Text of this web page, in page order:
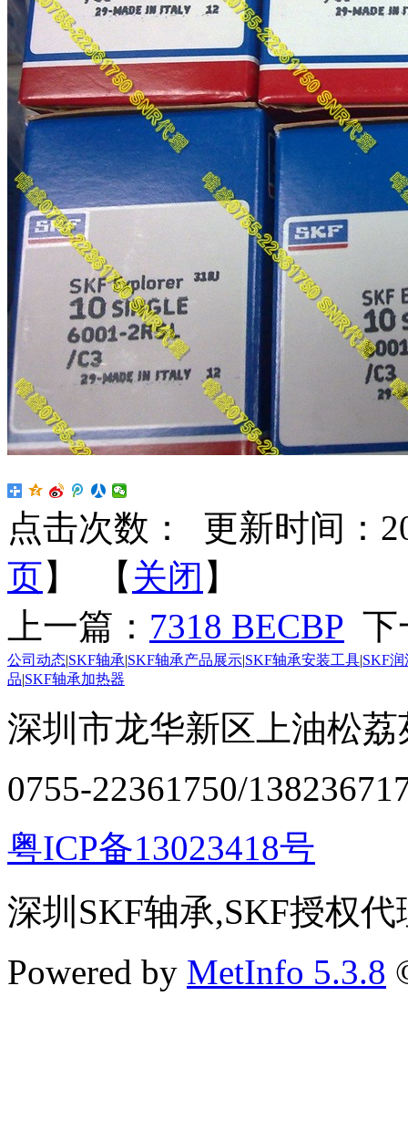
点击次数：
更新时间：
页】 【 关闭 】
上一篇： 7318 BECBP 下
公司动态 SKF轴承 SKF轴承产品展示 SKF轴承安装工具 SKF
品 SKF轴承加热器
深圳市龙华新区上油松
0755-22361750/
粤ICP备13023418号
深圳SKF轴承,SKF授权
Powered by MetInfo 5.3.8